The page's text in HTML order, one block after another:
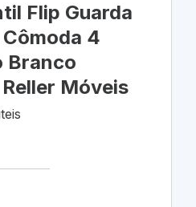
Flip Guarda
4
Branco
Móveis